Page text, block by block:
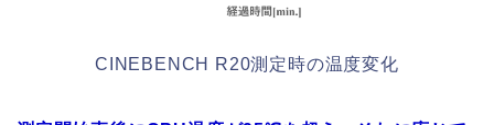
CINEBENCH R20測定時の温度変化